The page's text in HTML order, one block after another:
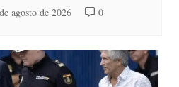
agosto de 2026 0